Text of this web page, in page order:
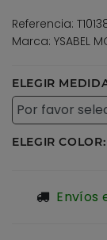
Referencia:
Marca: YSABEL
ELEGIR
ELEGIR COLOR:
Envíos